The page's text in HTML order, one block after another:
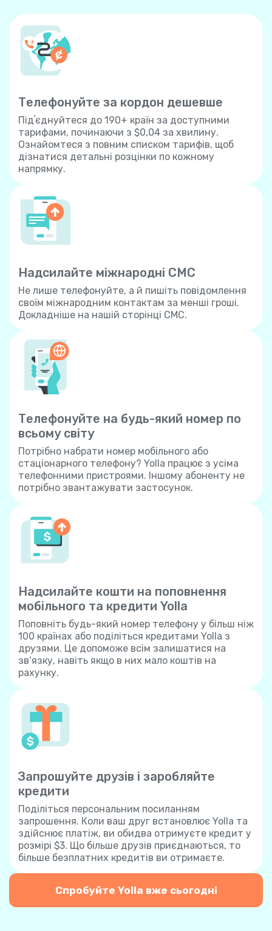
Телефонуйте за кордон дешевше
Підʼєднуйтеся до 190+ країн за доступними
тарифами, починаючи з $0,04 за хвилину.
Ознайомтеся з повним списком тарифів, щоб
дізнатися детальні розцінки по кожному
напрямку.
Надсилайте міжнародні СМС
Не лише телефонуйте, а й пишіть повідомлення
своїм міжнародним контактам за менші гроші.
Докладніше на нашій сторінці СМС.
Телефонуйте на будь-який номер по
всьому світу
Потрібно набрати номер мобільного або
стаціонарного телефону? Yolla працює з усіма
телефонними пристроями. Іншому абоненту не
потрібно звантажувати застосунок.
Надсилайте кошти на поповнення
мобільного та кредити Yolla
Поповніть будь-який номер телефону у більш ніж
100 країнах або поділіться кредитами Yolla з
друзями. Це допоможе всім залишатися на
зв’язку, навіть якщо в них мало коштів на
рахунку.
Запрошуйте друзів і заробляйте
кредити
Поділіться персональним посиланням
запрошення. Коли ваш друг встановлює Yolla та
здійснює платіж, ви обидва отримуєте кредит у
розмірі $3. Що більше друзів приєднаються, то
більше безплатних кредитів ви отримаєте.
Спробуйте Yolla вже сьогодні